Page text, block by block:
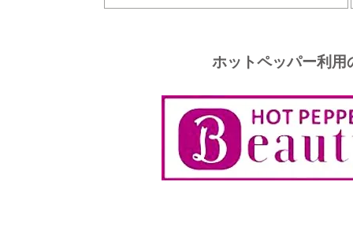
ホットペッパー利